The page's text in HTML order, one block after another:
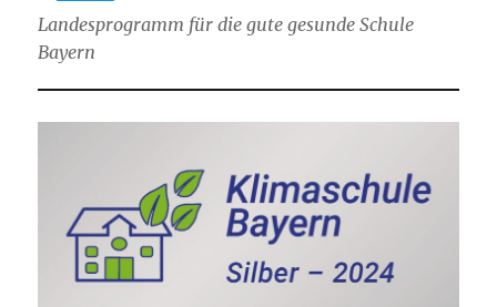
Landesprogramm für die gute gesunde Schule
Bayern